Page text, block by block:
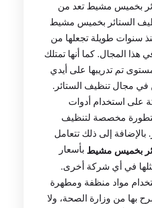
بخميس مشيط تعد من
الستائر بخميس مشيط
سنوات طويلة تجعلها من
هذا المجال. كما أنها تمتلك
تم تدريبها على أيدي
مجال تنظيف الستائر.
على استخدام أدوات
مخصصة لتنظيف
بالإضافة إلى ذلك تتعامل
بخميس مشيط بأسعار
في أي شركة أخرى.
مواد منظفة ومطهرة
بها من وزارة الصحة، ولا